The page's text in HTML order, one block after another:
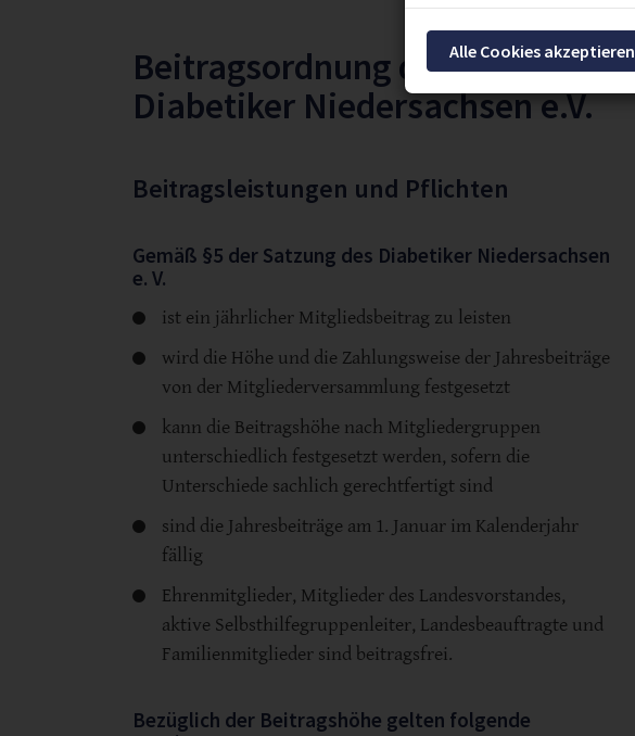
Beitragsordnung des
Diabetiker Niedersachsen e.V.
Beitragsleistungen und Pflichten
Gemäß §5 der Satzung des Diabetiker Niedersachsen
e. V.
ist ein jährlicher Mitgliedsbeitrag zu leisten
wird die Höhe und die Zahlungsweise der Jahresbeiträge
von der Mitgliederversammlung festgesetzt
kann die Beitragshöhe nach Mitgliedergruppen
unterschiedlich festgesetzt werden, sofern die
Unterschiede sachlich gerechtfertigt sind
sind die Jahresbeiträge am 1. Januar im Kalenderjahr
fällig
Ehrenmitglieder, Mitglieder des Landesvorstandes,
aktive Selbsthilfegruppenleiter, Landesbeauftragte und
Familienmitglieder sind beitragsfrei.
Bezüglich der Beitragshöhe gelten folgende
Alle Cookies akzeptieren